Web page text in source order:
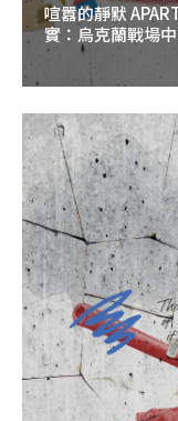
喧囂的靜默
實：烏克蘭戰場